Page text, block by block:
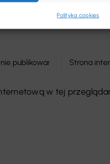
Polityka cookies
w tej